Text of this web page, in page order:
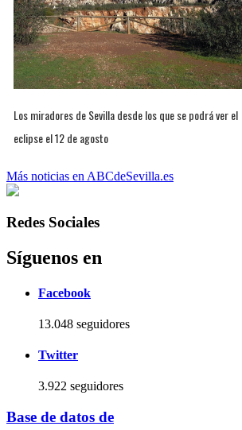
Los miradores de Sevilla desde los que se podrá ver el
eclipse el 12 de agosto
Más noticias en ABCdeSevilla.es
Redes Sociales
Síguenos en
Facebook
13.048 seguidores
Twitter
3.922 seguidores
Base de datos de